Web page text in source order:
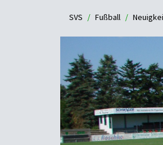
SVS Fußball